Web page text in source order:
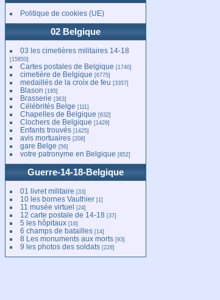
Politique de cookies (UE)
02 Belgique
03 les cimetières militaires 14-18
[15850]
Cartes postales de Belgique [1740]
cimetière de Belgique [6775]
medaillés de la croix de feu [3357]
Blason [195]
Brasserie [363]
Célébrités Belge [111]
Chapelles de Belgique [632]
Clochers de Belgique [1429]
Enfants trouvés [1425]
avis mortuaires [208]
gare Belge [56]
votre patronyme en Belgique [852]
Guerre-14-18-Belgique
01 livret militaire [33]
10 les bornes Vauthier [1]
11 musée virtuel [24]
12 carte postale de 14-18 [37]
5 les hôpitaux [16]
6 champs de batailles [14]
8 Les monuments aux morts [93]
9 les photos des soldats [228]